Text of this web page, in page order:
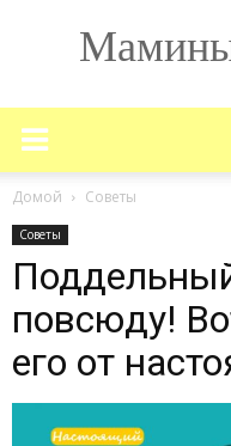
Домой Советы
Советы
повсюду!
его от